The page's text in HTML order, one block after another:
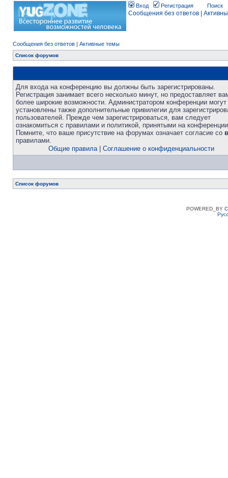
Вход Регистрация Поиск
Сообщения без ответов
Сообщения без ответов | Активные темы
Список форумов
Для входа на конференцию вы должны быть зарегистрированы.
Регистрация занимает всего несколько минут, но предоставляет
более широкие возможности. Администратором конференции
установлены также дополнительные привилегии для
пользователей. Прежде чем зарегистрироваться, вам следует
ознакомиться с правилами и политикой, принятыми на
Помните, что ваше присутствие на форумах означает согласие со
правилами.
Общие правила| Соглашение о конфиденциальности
Список форумов
POWERED_BY